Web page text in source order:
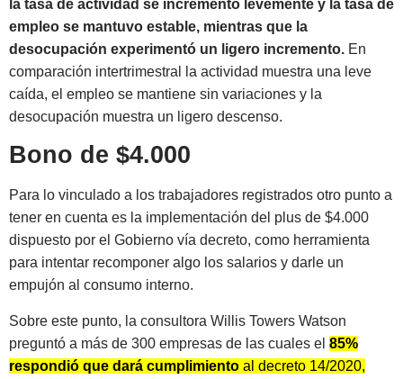
la tasa de actividad se incrementó levemente y la tasa de
empleo se mantuvo estable, mientras que la
desocupación experimentó un ligero incremento. En
comparación intertrimestral la actividad muestra una leve
caída, el empleo se mantiene sin variaciones y la
desocupación muestra un ligero descenso.
Bono de $4.000
Para lo vinculado a los trabajadores registrados otro punto a
tener en cuenta es la implementación del plus de $4.000
dispuesto por el Gobierno vía decreto, como herramienta
para intentar recomponer algo los salarios y darle un
empujón al consumo interno.
Sobre este punto, la consultora Willis Towers Watson
preguntó a más de 300 empresas de las cuales el 85%
respondió que dará cumplimiento al decreto 14/2020,